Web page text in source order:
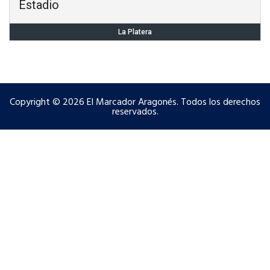
Estadio
La Platera
Copyright © 2026 El Marcador Aragonés. Todos los derechos
reservados.